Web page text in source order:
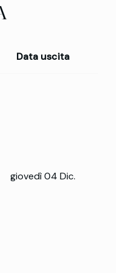
Data uscita
giovedì 04 Dic.